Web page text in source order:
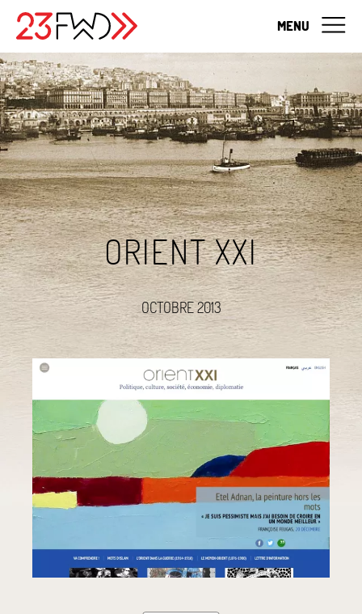
MENU
ORIENT XXI
OCTOBRE 2013